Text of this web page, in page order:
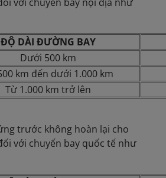
ĐỘ DÀI ĐƯỜNG BAY
Dưới 500 km
km đến dưới 1.000 km
Từ 1.000 km trở lên
trước không hoàn lại cho
với chuyến bay quốc tế như